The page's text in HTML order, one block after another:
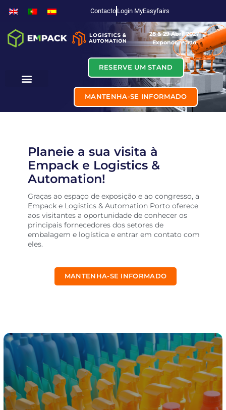
Contacto Login MyEasyfairs
28 & 29 Abril 2027
Exponor, Porto
RESERVE UM STAND
MANTENHA-SE INFORMADO
Planeie a sua visita à
Empack e Logistics &
Automation!
Graças ao espaço de exposição e ao congresso, a
Empack e Logistics & Automation Porto oferece
aos visitantes a oportunidade de conhecer os
principais fornecedores dos setores de
embalagem e logística e entrar em contato com
eles.
MANTENHA-SE INFORMADO